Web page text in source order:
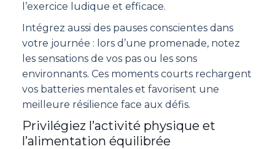
l’exercice ludique et efficace.
Intégrez aussi des pauses conscientes dans
votre journée : lors d’une promenade, notez
les sensations de vos pas ou les sons
environnants. Ces moments courts rechargent
vos batteries mentales et favorisent une
meilleure résilience face aux défis.
Privilégiez l’activité physique et
l’alimentation équilibrée